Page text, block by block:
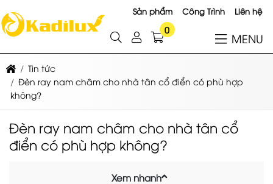
Sản phẩm Công Trình Liên hệ
0
MENU
Tin tức
Đèn ray nam châm cho nhà tân cổ điển có phù hợp
không?
Đèn ray nam châm cho nhà tân cổ
điển có phù hợp không?
Xem nhanh